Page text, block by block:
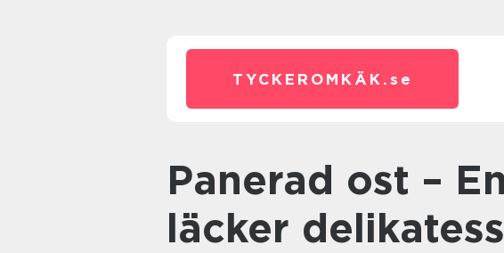
TYCKEROMKÄK. se
Panerad ost – En krispig och
läcker delikatess